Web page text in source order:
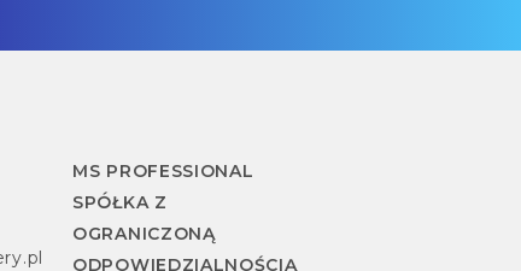
MS PROFESSIONAL
SPÓŁKA Z
OGRANICZONĄ
ODPOWIEDZIALNOŚCIĄ